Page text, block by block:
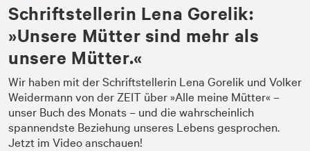
Schriftstellerin Lena Gorelik:
»Unsere Mütter sind mehr als
unsere Mütter.«
Wir haben mit der Schriftstellerin Lena Gorelik und Volker
Weidermann von der ZEIT über »Alle meine Mütter« –
unser Buch des Monats – und die wahrscheinlich
spannendste Beziehung unseres Lebens gesprochen.
Jetzt im Video anschauen!